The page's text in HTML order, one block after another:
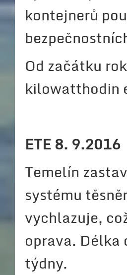
kontejnerů
Od začátku
kilowatthodin
ETE 8. 9.2016
Temelín
systému
vychlazuje,
oprava. Délka
týdny.